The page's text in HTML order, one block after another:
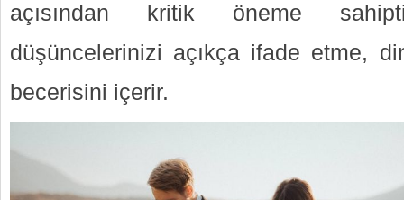
açısından kritik öneme
düşüncelerinizi açıkça ifade etme,
becerisini içerir.